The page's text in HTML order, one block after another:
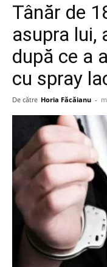
Tânăr de
asupra lui,
după ce a
cu spray
De către Horia Făcăianu -